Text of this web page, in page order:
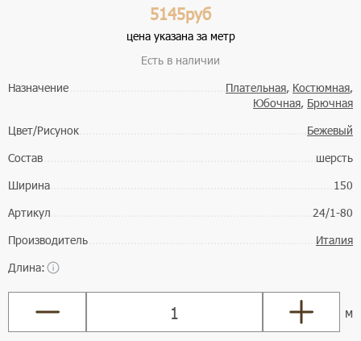
5145руб
цена указана за метр
Есть в наличии
Назначение
Плательная, Костюмная,
Юбочная, Брючная
Цвет/Рисунок
Бежевый
Состав
шерсть
Ширина
150
Артикул
24/1-80
Производитель
Италия
Длина:
м